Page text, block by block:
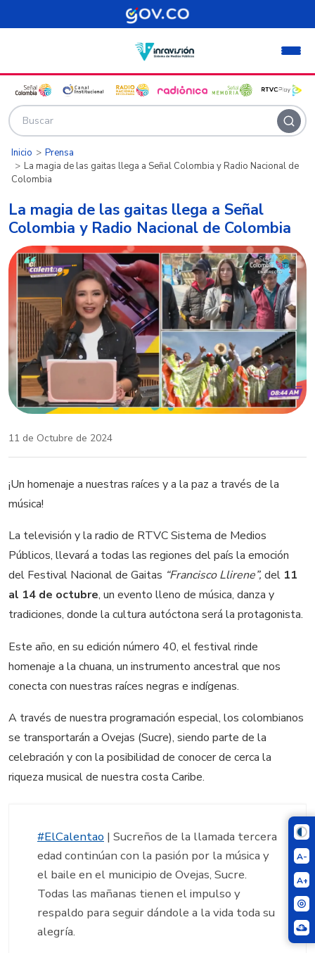
Pasar al contenido principal
A-
A+
Inicio
Prensa
La magia de las gaitas llega a Señal Colombia y Radio Nacional de
Colombia
La magia de las gaitas llega a Señal
Colombia y Radio Nacional de Colombia
11 de Octubre de 2024
¡Un homenaje a nuestras raíces y a la paz a través de la
música!
La televisión y la radio de RTVC Sistema de Medios
Públicos, llevará a todas las regiones del país la emoción
del Festival Nacional de Gaitas “Francisco Llirene”, del 11
al 14 de octubre, un evento lleno de música, danza y
tradiciones, donde la cultura autóctona será la protagonista.
Este año, en su edición número 40, el festival rinde
homenaje a la chuana, un instrumento ancestral que nos
conecta con nuestras raíces negras e indígenas.
A través de nuestra programación especial, los colombianos
se transportarán a Ovejas (Sucre), siendo parte de la
celebración y con la posibilidad de conocer de cerca la
riqueza musical de nuestra costa Caribe.
#ElCalentao | Sucreños de la llamada tercera
edad continúan con la pasión por la música y
el baile en el municipio de Ovejas, Sucre.
Todas las mañanas tienen el impulso y
respaldo para seguir dándole a la vida toda su
alegría.